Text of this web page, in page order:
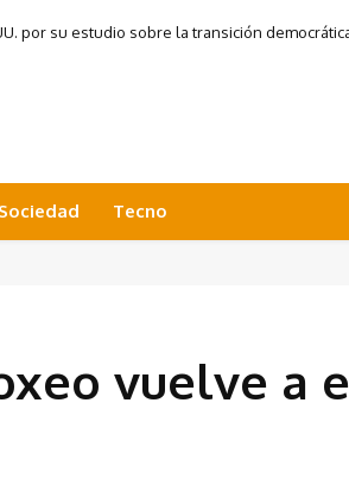
por su estudio sobre la transición
Sociedad Tecno
vuelve a